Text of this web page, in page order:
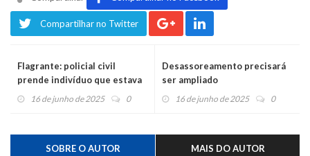
Compartilhar no Twitter
Flagrante: policial civil
prende indivíduo que estava
furtando em automóvel
16 de junho de 2025 0
Desassoreamento precisará
ser ampliado
16 de junho de 2025 0
SOBRE O AUTOR MAIS DO AUTOR